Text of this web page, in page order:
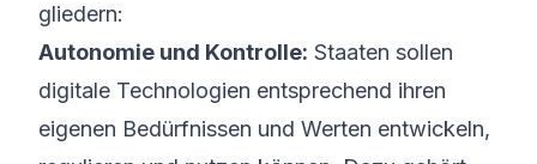
gliedern:
Autonomie und Kontrolle: Staaten sollen
digitale Technologien entsprechend ihren
eigenen Bedürfnissen und Werten entwickeln,